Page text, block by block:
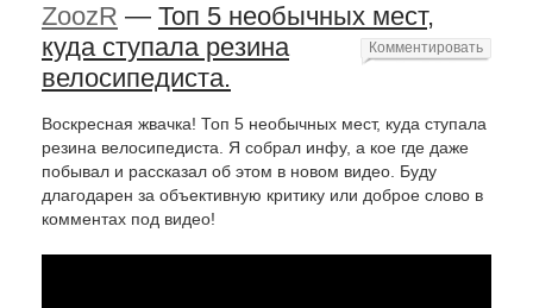
ZoozR — Топ 5 необычных мест,
куда ступала резина
велосипедиста.
Воскресная жвачка! Топ 5 необычных мест, куда ступала
резина велосипедиста. Я собрал инфу, а кое где даже
побывал и рассказал об этом в новом видео. Буду
длагодарен за объективную критику или доброе слово в
комментах под видео!
Комментировать